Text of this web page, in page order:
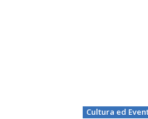
Cultura ed